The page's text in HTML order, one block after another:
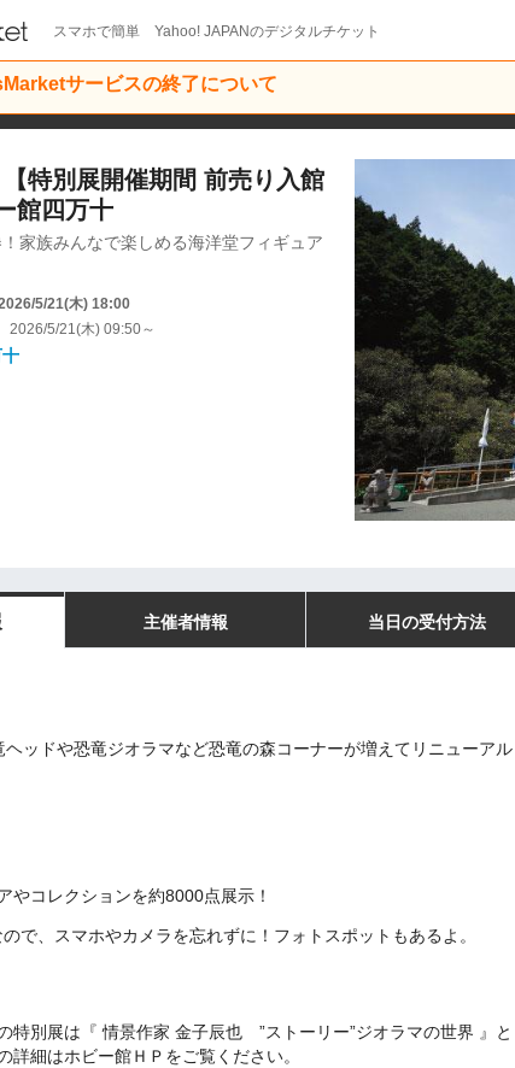
スマホで簡単 Yahoo! JAPANのデジタルチケット
サービスの終了について
特別展開催期間 前売り入館
館四万十
家族みんなで楽しめる海洋堂フィギュア
5/21(木) 18:00
5/21(木) 09:50～
主催者情報 当日の受付方法
ッドや恐竜ジオラマなど恐竜の森コーナーが増えてリニューアル
やコレクションを約8000点展示！
で、スマホやカメラを忘れずに！フォトスポットもあるよ。
特別展は『情景作家 金子辰也 ”ストーリー”ジオラマの世界 』と
詳細はホビー館ＨＰをご覧ください。